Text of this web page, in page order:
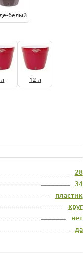
белый
12 л
28
34
пластик
круг
нет
да